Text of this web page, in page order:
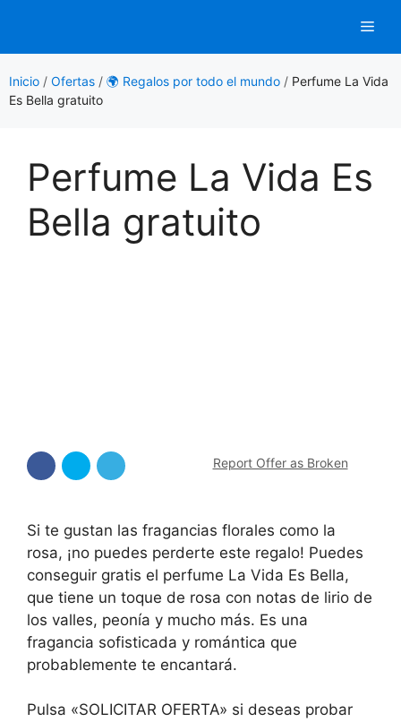
contenido
Inicio / Ofertas / 🌍 Regalos por todo el mundo / Perfume La Vida
Es Bella gratuito
Perfume La Vida Es
Bella gratuito
Report Offer as Broken
Si te gustan las fragancias florales como la
rosa, ¡no puedes perderte este regalo! Puedes
conseguir gratis el perfume La Vida Es Bella,
que tiene un toque de rosa con notas de lirio de
los valles, peonía y mucho más. Es una
fragancia sofisticada y romántica que
probablemente te encantará.
Pulsa «SOLICITAR OFERTA» si deseas probar